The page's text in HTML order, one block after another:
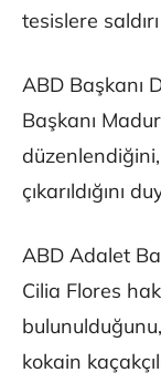
tesislere
ABD Başkanı
Başkanı
çıkarıldığını
ABD Adalet
Cilia Flores
kokain